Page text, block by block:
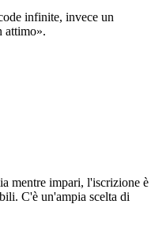
infinite, invece un
attimo».
mentre impari, l'iscrizione è
C'è un'ampia scelta di